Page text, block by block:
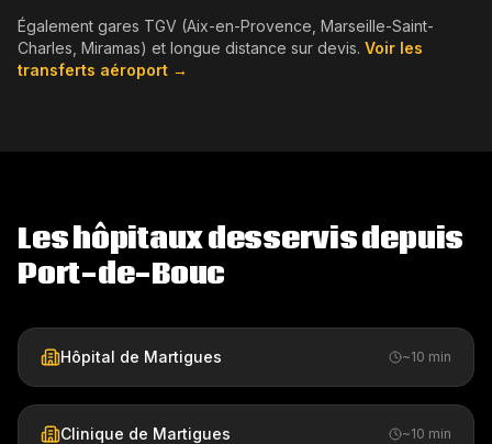
Également gares TGV (Aix-en-Provence, Marseille-Saint-
Charles, Miramas) et longue distance sur devis. Voir les
transferts aéroport →
Les hôpitaux desservis depuis
Port-de-Bouc
Hôpital de Martigues ~10 min
Clinique de Martigues ~10 min